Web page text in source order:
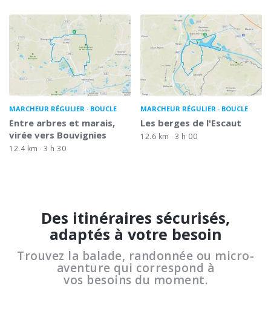
MARCHEUR RÉGULIER BOUCLE
Entre arbres et marais,
virée vers Bouvignies
12.4 km 3 h 30
MARCHEUR RÉGULIER BOUCLE
Les berges de l'Escaut
12.6 km 3 h 00
Des itinéraires sécurisés,
adaptés à votre besoin
Trouvez la balade, randonnée ou micro-
aventure qui correspond à
vos besoins du moment.